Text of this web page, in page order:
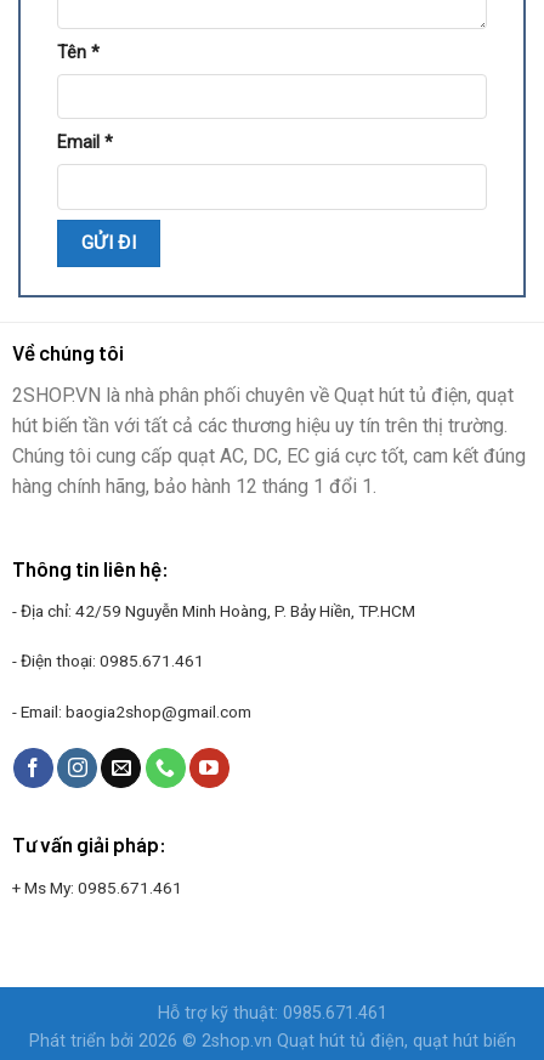
Tên *
Email *
Về chúng tôi
2SHOP.VN là nhà phân phối chuyên về Quạt hút tủ điện, quạt
hút biến tần với tất cả các thương hiệu uy tín trên thị trường.
Chúng tôi cung cấp quạt AC, DC, EC giá cực tốt, cam kết đúng
hàng chính hãng, bảo hành 12 tháng 1 đổi 1.
Thông tin liên hệ:
- Địa chỉ: 42/59 Nguyễn Minh Hoàng, P. Bảy Hiền, TP.HCM
- Điện thoại: 0985.671.461
- Email: baogia2shop@gmail.com
Tư vấn giải pháp:
+ Ms My: 0985.671.461
Hỗ trợ kỹ thuật: 0985.671.461
Phát triển bởi 2026 © 2shop.vn Quạt hút tủ điện, quạt hút biến